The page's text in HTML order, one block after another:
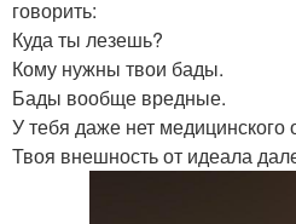
говорить:
Куда ты лезешь?
Кому нужны твои бады.
Бады вообще вредные.
У тебя даже нет медицинского
Твоя внешность от идеала